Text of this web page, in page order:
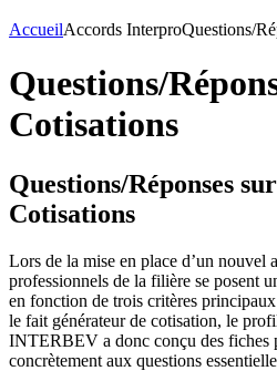
AccueilAccords InterproQuestions/
Questions/
Cotisations
Questions/Réponses
Cotisations
Lors de la mise en place d’un nouvel
professionnels de la filière se posent
en fonction de trois critères
le fait générateur de cotisation, le
INTERBEV a donc conçu des fiches
concrètement aux questions